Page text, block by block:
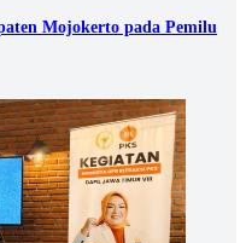
Mojokerto pada Pemilu